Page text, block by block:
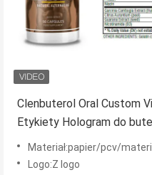
Clenbuterol Oral Custom
Etykiety Hologram do
plastikowych 50mcg
Materiał:papier/pcv/
Logo:Z logo